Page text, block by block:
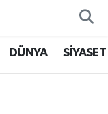
DÜNYA SİYASET